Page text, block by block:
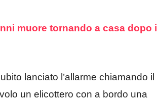
muore tornando a casa dopo il
lanciato l’allarme chiamando il
un elicottero con a bordo una